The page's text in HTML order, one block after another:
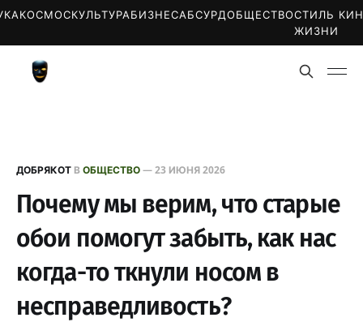
КОСМОСКУЛЬТУРАБИЗНЕСАБСУРДОБЩЕСТВОСТИЛЬ
ЖИЗНИ
ДОБРЯКОТ ВОБЩЕСТВО—23 ИЮНЯ 2026
Почему мы верим, что старые
обои помогут забыть, как нас
когда-то ткнули носом в
несправедливость?